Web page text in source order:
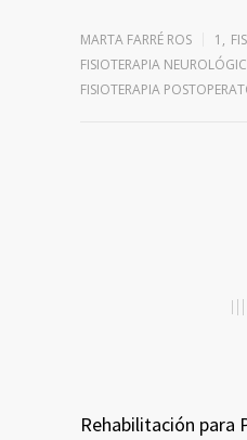
MARTA FARRÉ ROS 1 ,
FISIOTERAPIA
FISIOTERAPIA
Rehabilitación para